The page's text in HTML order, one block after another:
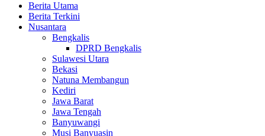
Berita Utama
Berita Terkini
Nusantara
Bengkalis
DPRD Bengkalis
Sulawesi Utara
Bekasi
Natuna Membangun
Kediri
Jawa Barat
Jawa Tengah
Banyuwangi
Musi Banyuasin